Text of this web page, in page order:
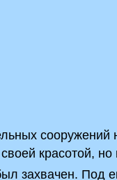
сооружений
красотой, но
захвачен. Под